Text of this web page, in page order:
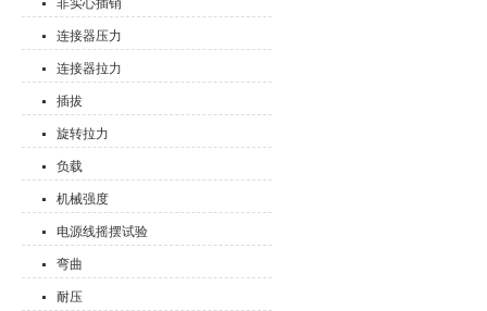
非实心插销
连接器压力
连接器拉力
插拔
旋转拉力
负载
机械强度
电源线摇摆试验
弯曲
耐压